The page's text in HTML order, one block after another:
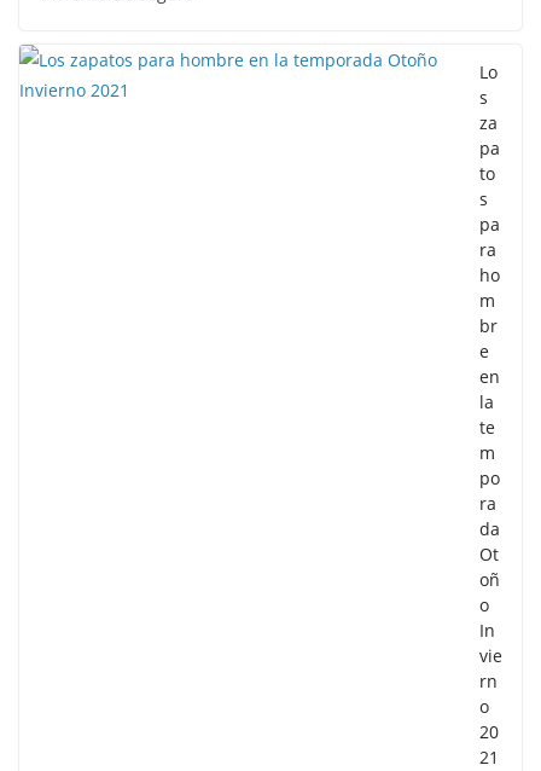
Lo
s
za
pa
to
s
pa
ra
ho
m
br
e
en
la
te
m
po
ra
da
Ot
oñ
o
In
vie
rn
o
20
21